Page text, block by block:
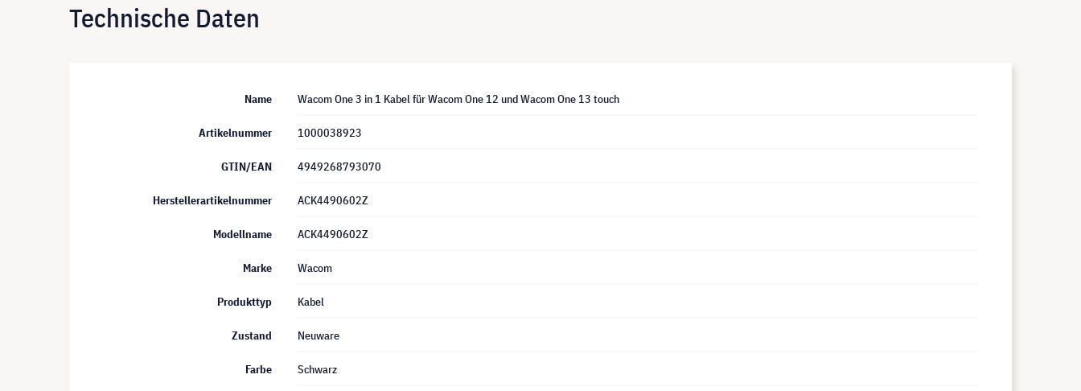
Technische Daten
Name Wacom One 3 in 1 Kabel für Wacom One 12 und Wacom One 13 touch
Artikelnummer 1000038923
GTIN/EAN 4949268793070
Herstellerartikelnummer ACK4490602Z
Modellname ACK4490602Z
Marke Wacom
Produkttyp Kabel
Zustand Neuware
Farbe Schwarz